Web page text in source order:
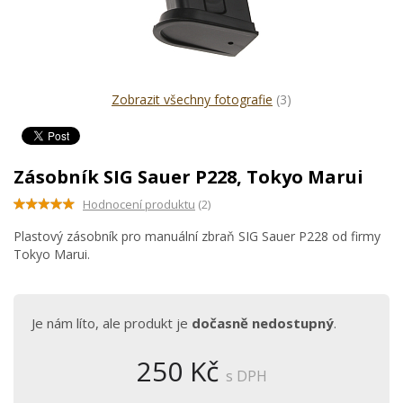
Zobrazit všechny fotografie (3)
Zásobník SIG Sauer P228, Tokyo Marui
Hodnocení produktu (2)
Plastový zásobník pro manuální zbraň SIG Sauer P228 od firmy
Tokyo Marui.
Je nám líto, ale produkt je dočasně nedostupný.
250 Kč s DPH